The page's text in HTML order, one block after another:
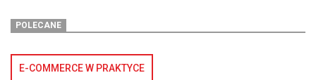
POLECANE
E-COMMERCE W PRAKTYCE